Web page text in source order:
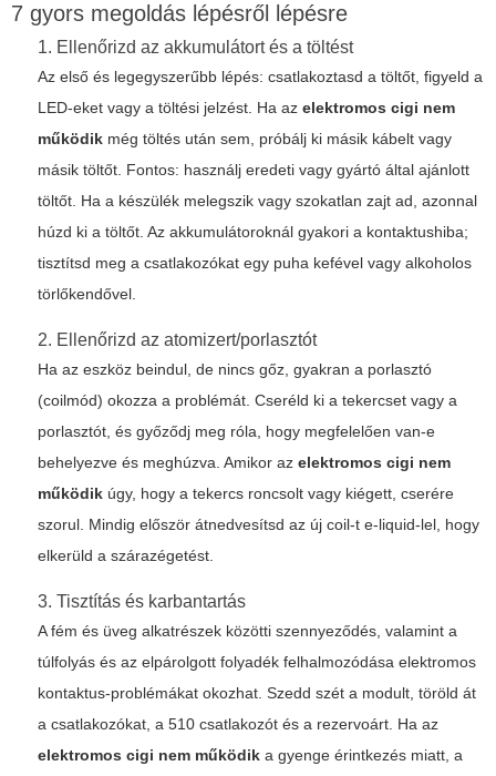
7 gyors megoldás lépésről lépésre
1. Ellenőrizd az akkumulátort és a töltést
Az első és legegyszerűbb lépés: csatlakoztasd a töltőt, figyeld a
LED-eket vagy a töltési jelzést. Ha az elektromos cigi nem
működik még töltés után sem, próbálj ki másik kábelt vagy
másik töltőt. Fontos: használj eredeti vagy gyártó által ajánlott
töltőt. Ha a készülék melegszik vagy szokatlan zajt ad, azonnal
húzd ki a töltőt. Az akkumulátoroknál gyakori a kontaktushiba;
tisztítsd meg a csatlakozókat egy puha kefével vagy alkoholos
törlőkendővel.
2. Ellenőrizd az atomizert/porlasztót
Ha az eszköz beindul, de nincs gőz, gyakran a porlasztó
(coilmód) okozza a problémát. Cseréld ki a tekercset vagy a
porlasztót, és győződj meg róla, hogy megfelelően van-e
behelyezve és meghúzva. Amikor az elektromos cigi nem
működik úgy, hogy a tekercs roncsolt vagy kiégett, cserére
szorul. Mindig először átnedvesítsd az új coil-t e-liquid-lel, hogy
elkerüld a szárazégetést.
3. Tisztítás és karbantartás
A fém és üveg alkatrészek közötti szennyeződés, valamint a
túlfolyás és az elpárolgott folyadék felhalmozódása elektromos
kontaktus-problémákat okozhat. Szedd szét a modult, töröld át
a csatlakozókat, a 510 csatlakozót és a rezervoárt. Ha az
elektromos cigi nem működik a gyenge érintkezés miatt, a